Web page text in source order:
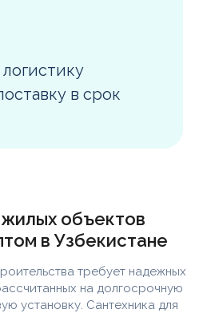
объектов
в Узбекистане
требует надежных
на долгосрочную
установку. Сантехника для